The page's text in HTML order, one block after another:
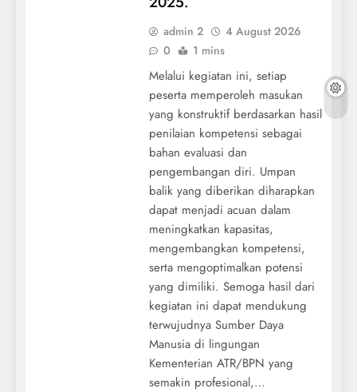
admin 2
4 August 2026
0
1 mins
Melalui kegiatan ini, setiap
peserta memperoleh masukan
yang konstruktif berdasarkan hasil
penilaian kompetensi sebagai
bahan evaluasi dan
pengembangan diri. Umpan
balik yang diberikan diharapkan
dapat menjadi acuan dalam
meningkatkan kapasitas,
mengembangkan kompetensi,
serta mengoptimalkan potensi
yang dimiliki. Semoga hasil dari
kegiatan ini dapat mendukung
terwujudnya Sumber Daya
Manusia di lingungan
Kementerian ATR/BPN yang
semakin profesional,…